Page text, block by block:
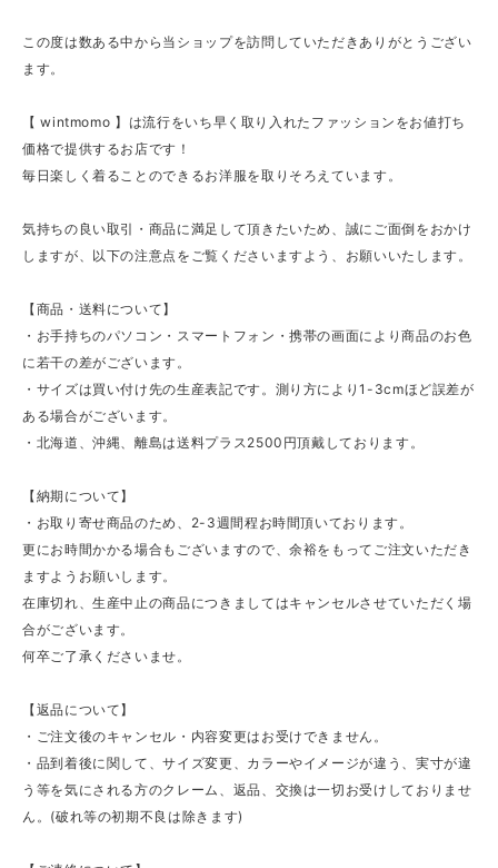
この度は数ある中から当ショップを訪問していただきありがとうござい
ます。
【 wintmomo 】は流行をいち早く取り入れたファッションをお値打ち
価格で提供するお店です！
毎日楽しく着ることのできるお洋服を取りそろえています。
気持ちの良い取引・商品に満足して頂きたいため、誠にご面倒をおかけ
しますが、以下の注意点をご覧くださいますよう、お願いいたします。
【商品・送料について】
・お手持ちのパソコン・スマートフォン・携帯の画面により商品のお色
に若干の差がございます。
・サイズは買い付け先の生産表記です。測り方により1-3cmほど誤差が
ある場合がございます。
・北海道、沖縄、離島は送料プラス2500円頂戴しております。
【納期について】
・お取り寄せ商品のため、2-3週間程お時間頂いております。
更にお時間かかる場合もございますので、余裕をもってご注文いただき
ますようお願いします。
在庫切れ、生産中止の商品につきましてはキャンセルさせていただく場
合がございます。
何卒ご了承くださいませ。
【返品について】
・ご注文後のキャンセル・内容変更はお受けできません。
・品到着後に関して、サイズ変更、カラーやイメージが違う、実寸が違
う等を気にされる方のクレーム、返品、交換は一切お受けしておりませ
ん。(破れ等の初期不良は除きます)